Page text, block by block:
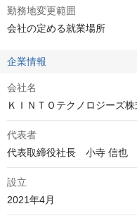
勤務地変更範囲
会社の定める就業場所
企業情報
会社名
ＫＩＮＴＯテクノロジーズ株
代表者
代表取締役社長　小寺 信也
設立
2021年4月